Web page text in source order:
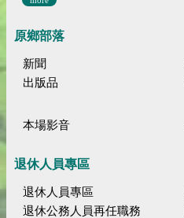
原鄉部落
新聞
出版品
本場影音
退休人員專區
退休人員專區
退休公務人員再任職務